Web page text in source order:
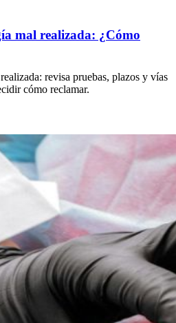
mal realizada: ¿Cómo
revisa pruebas, plazos y vías
cómo reclamar.